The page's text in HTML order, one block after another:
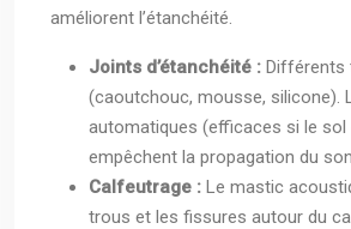
améliorent l’étanchéité.
Joints d’étanchéité : Différents
(caoutchouc, mousse, silicone).
automatiques (efficaces si le sol
empêchent la propagation du
Calfeutrage : Le mastic
trous et les fissures autour du